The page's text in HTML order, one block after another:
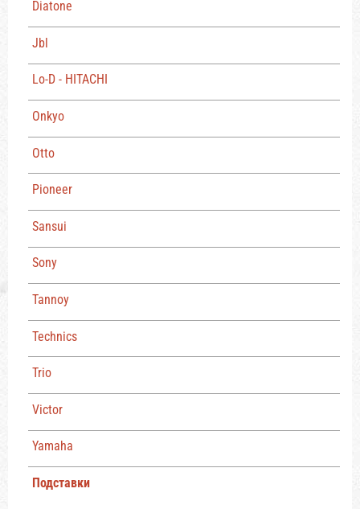
Diatone
Jbl
Lo-D - HITACHI
Onkyo
Otto
Pioneer
Sansui
Sony
Tannoy
Technics
Trio
Victor
Yamaha
Подставки